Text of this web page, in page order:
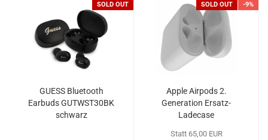
SOLD OUT
GUESS Bluetooth
Earbuds GUTWST30BK
schwarz
SOLD OUT -9%
Apple Airpods 2.
Generation Ersatz-
Ladecase
Statt 65,00 EUR